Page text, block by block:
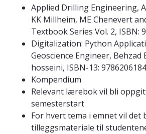
Applied Drilling Engineering,
KK Millheim, ME Chenevert
Textbook Series Vol. 2, ISBN:
Digitalization: Python
Geoscience Engineer, Behzad
hosseini, ISBN-13:
Kompendium
Relevant lærebok vil bli
semesterstart
For hvert tema i emnet vil det
tilleggsmateriale til